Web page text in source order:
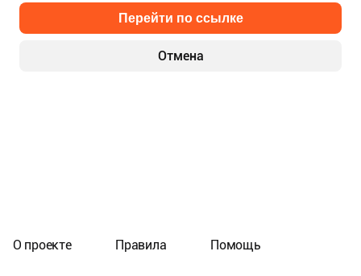
Отмена
Перейти по ссылке
О проекте Правила Помощь